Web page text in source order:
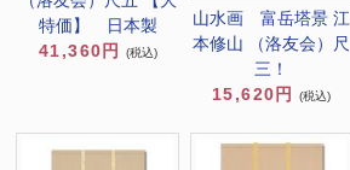
特価】 日本製
41,360円
(税込)
山水画 富岳塔景 江
本修山 （洛友会）尺
三！
15,620円
(税込)